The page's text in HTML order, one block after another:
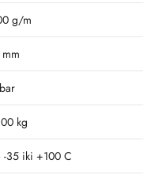
g/m
kg
-35 iki +100 C